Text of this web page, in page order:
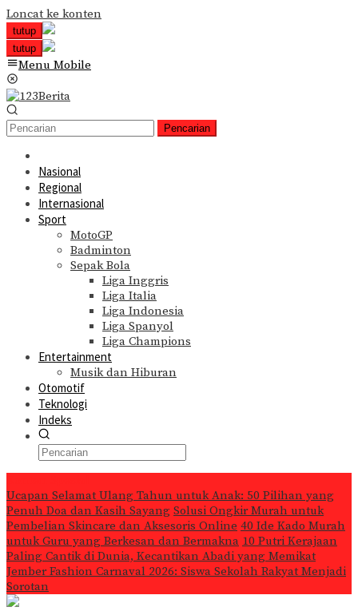
Loncat ke konten
tutup
tutup
Menu Mobile
Pencarian
Nasional
Regional
Internasional
Sport
MotoGP
Badminton
Sepak Bola
Liga Inggris
Liga Italia
Liga Indonesia
Liga Spanyol
Liga Champions
Entertainment
Musik dan Hiburan
Otomotif
Teknologi
Indeks
Ucapan Selamat Ulang Tahun untuk Anak: 50 Pilihan yang
Penuh Doa dan Kasih Sayang Solusi Ongkir Murah untuk
Pembelian Skincare dan Aksesoris Online 40 Ide Kado Murah
untuk Guru yang Berkesan dan Bermakna 10 Putri Kerajaan
Paling Cantik di Dunia, Kecantikan Abadi yang Memikat
Jember Fashion Carnaval 2026: Siswa Sekolah Rakyat Menjadi
Sorotan